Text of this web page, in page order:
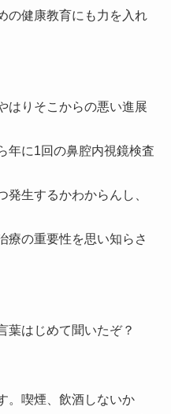
の健康教育にも力を入れ
はりそこからの悪い進展
年に1回の鼻腔内視鏡検査
生するかわからんし、
療の重要性を思い知らさ
葉はじめて聞いたぞ？
。喫煙、飲酒しないか